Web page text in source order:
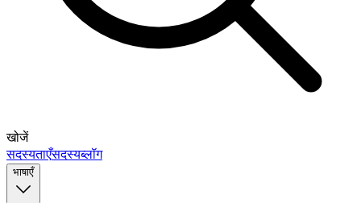
खोजें
सदस्यताएँसदस्यब्लॉग
भाषाएँ